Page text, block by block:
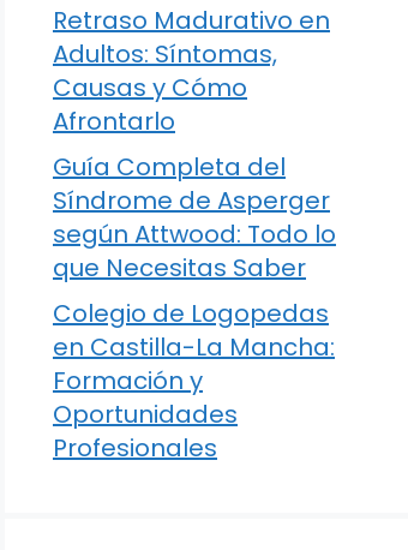
Retraso Madurativo en
Adultos: Síntomas,
Causas y Cómo
Afrontarlo
Guía Completa del
Síndrome de Asperger
según Attwood: Todo lo
que Necesitas Saber
Colegio de Logopedas
en Castilla-La Mancha:
Formación y
Oportunidades
Profesionales